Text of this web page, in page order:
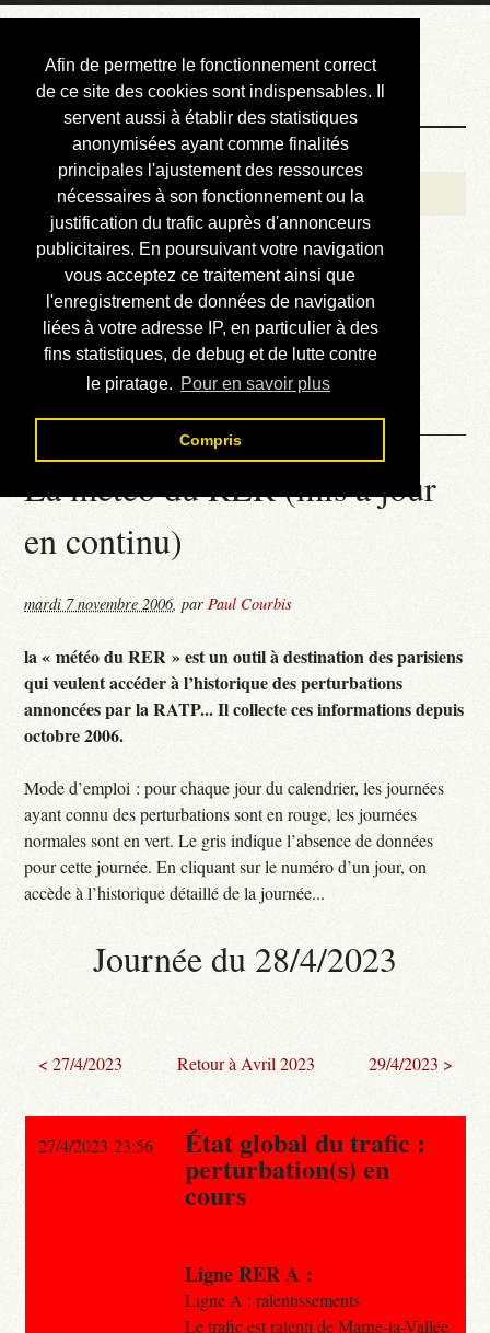
Afin de permettre le fonctionnement correct
de ce site des cookies sont indispensables. Il
servent aussi à établir des statistiques
anonymisées ayant comme finalités
principales l'ajustement des ressources
nécessaires à son fonctionnement ou la
justification du trafic auprès d'annonceurs
publicitaires. En poursuivant votre navigation
vous acceptez ce traitement ainsi que
l'enregistrement de données de navigation
liées à votre adresse IP, en particulier à des
fins statistiques, de debug et de lutte contre
le piratage. Pour en savoir plus
Compris
Courbis, « LE »
Blog Officiel
Bienvenue
Réalisations
Divers (et d’été)
Annonces
Liens externes
Téléchargement
Contact
La météo du RER (mis à jour
en continu)
mardi 7 novembre 2006,parPaul Courbis
la « météo du RER » est un outil à destination des parisiens
qui veulent accéder à l’historique des perturbations
annoncées par la RATP... Il collecte ces informations depuis
octobre 2006.
Mode d’emploi : pour chaque jour du calendrier, les journées
ayant connu des perturbations sont en rouge, les journées
normales sont en vert. Le gris indique l’absence de données
pour cette journée. En cliquant sur le numéro d’un jour, on
accède à l’historique détaillé de la journée...
Journée du 28/4/2023
< 27/4/2023 Retour à Avril 2023 29/4/2023 >
27/4/2023 23:56 État global du trafic :
perturbation(s) en
cours
Ligne RER A :
Ligne A : ralentissements
Le trafic est ralenti de Marne-la-Vallée